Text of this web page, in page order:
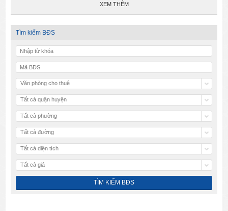
XEM THÊM
Tìm kiếm BĐS
Văn phòng cho thuê
Tất cả quận huyện
Tất cả phường
Tất cả đường
Tất cả diện tích
Tất cả giá